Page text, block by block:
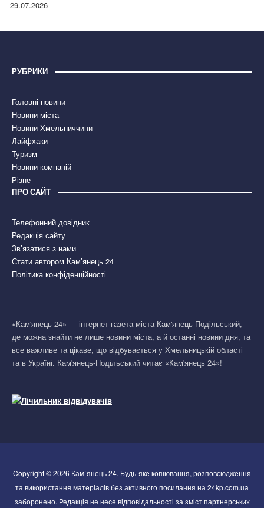
29.07.2026
РУБРИКИ
Головні новини
Новини міста
Новини Хмельниччини
Лайфхаки
Туризм
Новини компаній
Різне
ПРО САЙТ
Телефонний довідник
Редакція сайту
Зв’язатися з нами
Стати автором Кам’янець 24
Політика конфіденційності
«Кам'янець 24» — інтернет-газета міста Кам'янець-Подільський,
де можна знайти не лише новини міста, а й останні новини дня, та
все важливе та цікаве, що відбувається у Хмельницькій області
та в Україні. Кам'янець-Подільський читає «Кам'янець 24»!
Copyright © 2026 Кам`янець 24. Будь-яке копіювання, розповсюдження
та використання матеріалів без активного посилання на 24kp.com.ua
заборонено. Редакція не несе відповідальності за зміст партнерських